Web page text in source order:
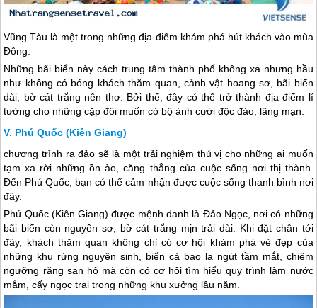
Vũng Tàu là một trong những địa điểm khám phá hút khách vào mùa
Đông.
Những bãi biển này cách trung tâm thành phố không xa nhưng hầu
như không có bóng khách thăm quan, cảnh vật hoang sơ, bãi biển
dài, bờ cát trắng nên thơ. Bởi thế, đây có thể trở thành địa điểm lí
tưởng cho những cặp đôi muốn có bộ ảnh cưới độc đáo, lãng mạn.
Phú Quốc (Kiên Giang)
chương trình ra đảo sẽ là một trải nghiệm thú vị cho những ai muốn
tạm xa rời những ồn ào, căng thẳng của cuộc sống nơi thị thành.
Đến Phú Quốc, bạn có thể cảm nhận được cuộc sống thanh bình nơi
đây.
Phú Quốc (Kiên Giang) được mệnh danh là Đảo Ngọc, nơi có những
bãi biển còn nguyên sơ, bờ cát trắng mịn trải dài. Khi đặt chân tới
đây, khách thăm quan không chỉ có cơ hội khám phá vẻ đẹp của
những khu rừng nguyên sinh, biển cả bao la ngút tầm mắt, chiêm
ngưỡng rặng san hô mà còn có cơ hội tìm hiểu quy trình làm nước
mắm, cấy ngọc trai trong những khu xưởng lâu năm.